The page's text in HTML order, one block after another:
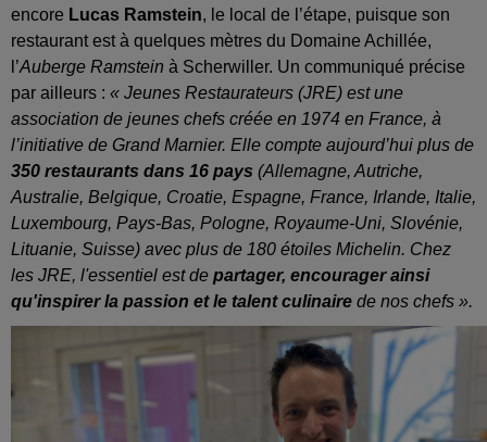
encore Lucas Ramstein, le local de l’étape, puisque son
restaurant est à quelques mètres du Domaine Achillée,
l’Auberge Ramstein à Scherwiller. Un communiqué précise
par ailleurs : « Jeunes Restaurateurs (JRE) est une
association de jeunes chefs créée en 1974 en France, à
l’initiative de Grand Marnier. Elle compte aujourd’hui plus de
350 restaurants dans 16 pays (Allemagne, Autriche,
Australie, Belgique, Croatie, Espagne, France, Irlande, Italie,
Luxembourg, Pays-Bas, Pologne, Royaume-Uni, Slovénie,
Lituanie, Suisse) avec plus de 180 étoiles Michelin. Chez
les JRE, l'essentiel est de partager, encourager ainsi
qu'inspirer la passion et le talent culinaire de nos chefs ».